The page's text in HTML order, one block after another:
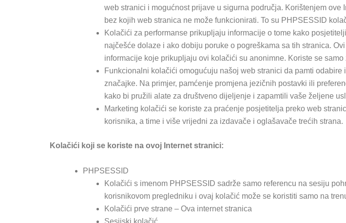
web stranici i mogućnost prijave u sigurna područja. Korištenjem
bez kojih web stranica ne može funkcionirati. To su PHPSESSID
Kolačići za performanse prikupljaju informacije o tome kako
najčešće dolaze i ako dobiju poruke o pogreškama sa tih stranica.
informacije koje prikupljaju ovi kolačići su anonimne. Koriste se
Funkcionalni kolačići omogućuju našoj web stranici da pamti
značajke. Na primjer, pamćenje promjena jezičnih postavki ili
kako bi pružili alate za društveno dijeljenje i zapamtili vaše željene
Marketing kolačići se koriste za praćenje posjetitelja preko web
korisnika, a time i više vrijedni za izdavače i oglašavače trećih strana.
Kolačići koji se koriste na ovoj Internet stranici:
PHPSESSID
Kolačići s imenom PHPSESSID sadrže samo referencu na sesiju
korisnikovom pregledniku i ovaj kolačić može se koristiti samo na
Kolačići prve strane – Ova internet stranica
Sesijski kolačić